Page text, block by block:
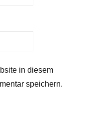
in diesem
speichern.